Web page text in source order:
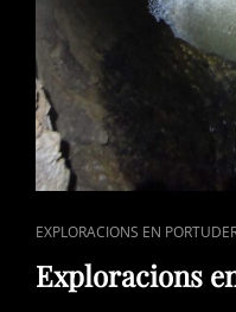
CAT
LINKS
EXPLORACIONS EN
Exploracions